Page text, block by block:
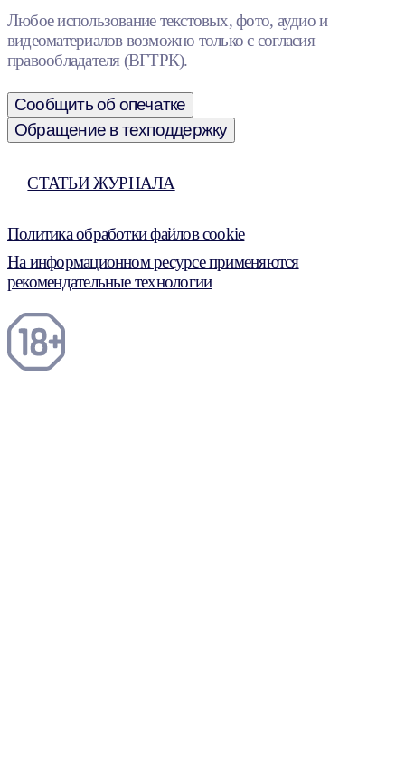
Любое использование текстовых, фото, аудио и
видеоматериалов возможно только с согласия
правообладателя (ВГТРК).
Сообщить об опечатке
Обращение в техподдержку
СТАТЬИ ЖУРНАЛА
Политика обработки файлов cookie
На информационном ресурсе применяются
рекомендательные технологии